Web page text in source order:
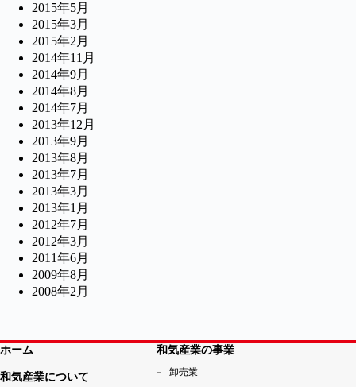
2015年5月
2015年3月
2015年2月
2014年11月
2014年9月
2014年8月
2014年7月
2013年12月
2013年9月
2013年8月
2013年7月
2013年3月
2013年1月
2012年7月
2012年3月
2011年6月
2009年8月
2008年2月
ホーム
和気産業について
和気産業の事業
卸売業